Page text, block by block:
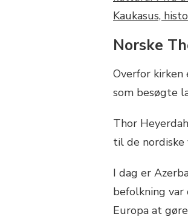
Norske
Overfor
som besøgte
Thor
til de nordiske
I dag er
befolkning var
Europa at